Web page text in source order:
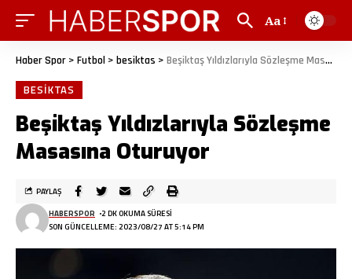
Aa
Haber Spor > Futbol > besiktas > Beşiktaş Yıldızlarıyla Sözleşme Masasına Oturuyor
BESIKTAS
Beşiktaş Yıldızlarıyla Sözleşme
Masasına Oturuyor
SON GÜNCELLEME: 2023/08/27 AT 5:14 PM
HABERSPOR 2 DK OKUMA SÜRESI
PAYLAŞ